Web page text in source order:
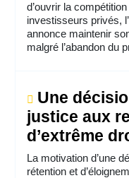
d’ouvrir la
investisseurs privés,
annonce maintenir
malgré l’abandon du
Une
justice aux
d’extrême
La motivation d’une
rétention et